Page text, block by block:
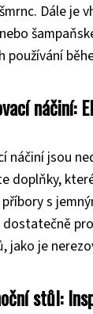
Dále je
používání
náčiní:
náčiní jsou
doplňky,
s
jako je
stůl: